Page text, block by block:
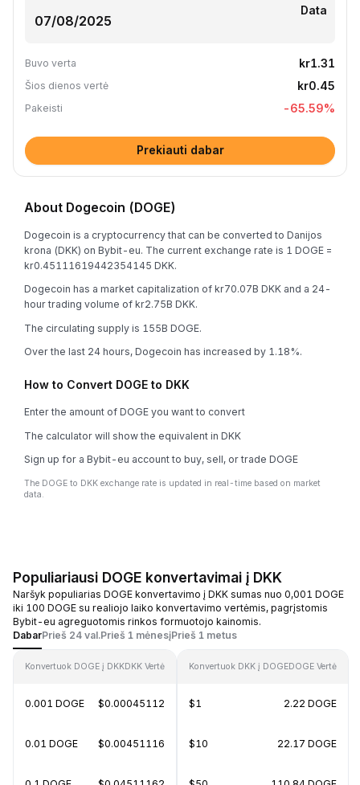
Data
Buvo verta kr1.31
Šios dienos vertė kr0.45
Pakeisti -65.59%
Prekiauti dabar
About Dogecoin (DOGE)
Dogecoin is a cryptocurrency that can be converted to Danijos
krona (DKK) on Bybit-eu. The current exchange rate is 1 DOGE =
kr0.45111619442354145 DKK.
Dogecoin has a market capitalization of kr70.07B DKK and a 24-
hour trading volume of kr2.75B DKK.
The circulating supply is 155B DOGE.
Over the last 24 hours, Dogecoin has increased by 1.18%.
How to Convert DOGE to DKK
Enter the amount of DOGE you want to convert
The calculator will show the equivalent in DKK
Sign up for a Bybit-eu account to buy, sell, or trade DOGE
The DOGE to DKK exchange rate is updated in real-time based on market
data.
Populiariausi DOGE konvertavimai į DKK
Naršyk populiarias DOGE konvertavimo į DKK sumas nuo 0,001 DOGE
iki 100 DOGE su realiojo laiko konvertavimo vertėmis, pagrįstomis
Bybit-eu agreguotomis rinkos formuotojo kainomis.
DabarPrieš 24 val.Prieš 1 mėnesįPrieš 1 metus
Konvertuok DOGE į DKKDKK Vertė
0.001 DOGE $0.00045112
0.01 DOGE $0.00451116
Konvertuok DKK į DOGEDOGE Vertė
$1 2.22 DOGE
$10 22.17 DOGE